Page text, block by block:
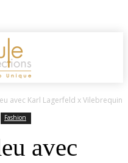
avec Karl Lagerfeld x Vilebrequin
Fashion
avec